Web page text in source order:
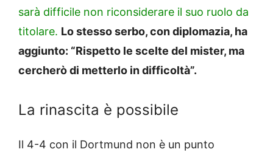
sarà difficile non riconsiderare il suo ruolo da
titolare. Lo stesso serbo, con diplomazia, ha
aggiunto: “Rispetto le scelte del mister, ma
cercherò di metterlo in difficoltà”.
La rinascita è possibile
Il 4-4 con il Dortmund non è un punto